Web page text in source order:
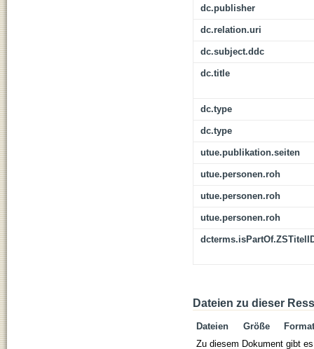
dc.publisher
dc.relation.uri
dc.subject.ddc
dc.title
dc.type
dc.type
utue.publikation.seiten
utue.personen.roh
utue.personen.roh
utue.personen.roh
Dateien zu dieser
Dateien Größe
Format
Zu diesem Dokument gibt